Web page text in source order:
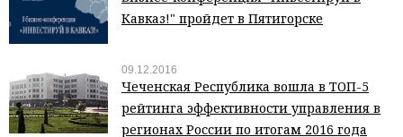
Кавказ!" пройдет в Пятигорске
09.12.2016
Чеченская Республика вошла в ТОП-5
рейтинга эффективности управления в
регионах России по итогам 2016 года